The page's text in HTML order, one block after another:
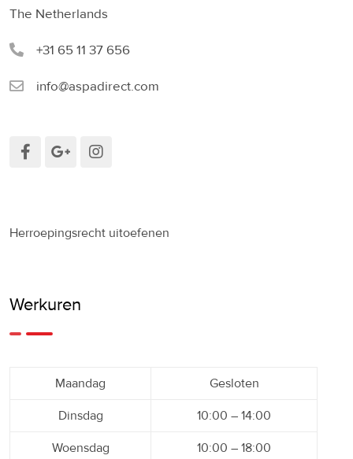
The Netherlands
+31 65 11 37 656
info@aspadirect.com
Herroepingsrecht uitoefenen
Werkuren
Maandag Gesloten
Dinsdag 10:00 – 14:00
Woensdag 10:00 – 18:00